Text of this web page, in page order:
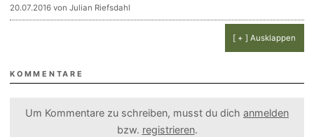
20.07.2016 von Julian Riefsdahl
[ + ] Ausklappen
KOMMENTARE
Um Kommentare zu schreiben, musst du dich anmelden
bzw. registrieren.